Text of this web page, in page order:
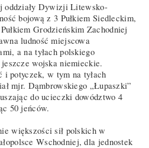
oddziały Dywizji Litewsko-
bojową z 3 Pułkiem Siedleckim,
Grodzieńskim Zachodniej
ludność miejscowa
a na tyłach polskiego
wojska niemieckie.
i potyczek, w tym na tyłach
mjr. Dąmbrowskiego „Łupaszki”
do ucieczki dowództwo 4
50 jeńców.
większości sił polskich w
Wschodniej, dla jednostek